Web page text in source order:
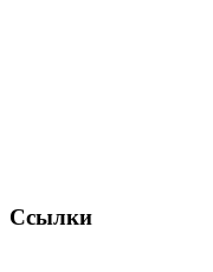
Ссылки